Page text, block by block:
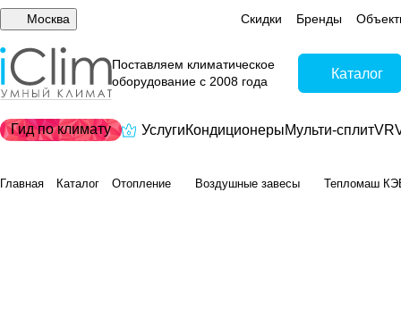
Москва Скидки Бренды
Поставляем климатическое
оборудование с 2008 года
Каталог
Гид по климату УслугиКондиционерыМульти-сплит
Главная Каталог Отопление Воздушные завесы Тепломаш